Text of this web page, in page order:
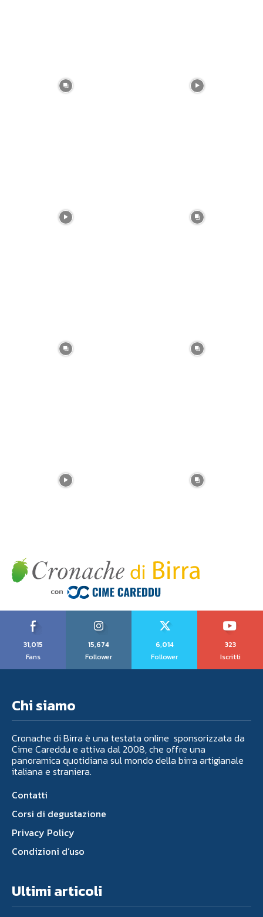
31,015
Fans
15,674
Follower
6,014
Follower
323
Iscritti
Chi siamo
Cronache di Birra è una testata online sponsorizzata da
Cime Careddu e attiva dal 2008, che offre una
panoramica quotidiana sul mondo della birra artigianale
italiana e straniera.
Contatti
Corsi di degustazione
Privacy Policy
Condizioni d’uso
Ultimi articoli